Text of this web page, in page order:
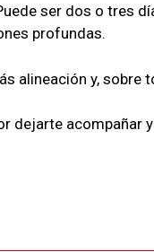
ser dos o tres
profundas.
alineación y, sobre
dejarte acompañar